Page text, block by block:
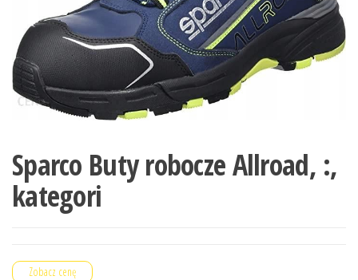
Sparco Buty robocze Allroad, :,
kategori
Zobacz cenę